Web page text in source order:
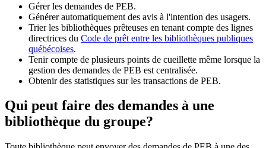
Gérer les demandes de PEB.
Générer automatiquement des avis à l'intention des usagers.
Trier les bibliothèques prêteuses en tenant compte des lignes
directrices du Code de prêt entre les bibliothèques publiques
québécoises.
Tenir compte de plusieurs points de cueillette même lorsque la
gestion des demandes de PEB est centralisée.
Obtenir des statistiques sur les transactions de PEB.
Qui peut faire des demandes à une
bibliothèque du groupe?